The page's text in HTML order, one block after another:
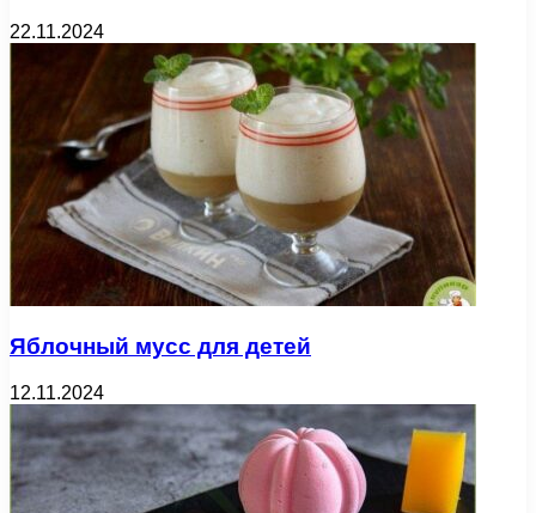
22.11.2024
Яблочный мусс для детей
12.11.2024